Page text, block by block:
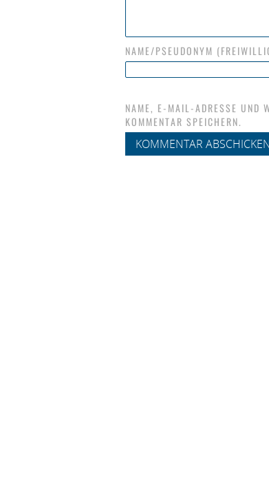
NAME/PSEUDONYM
NAME, E-MAIL-ADRESSE UND
KOMMENTAR SPEICHERN.